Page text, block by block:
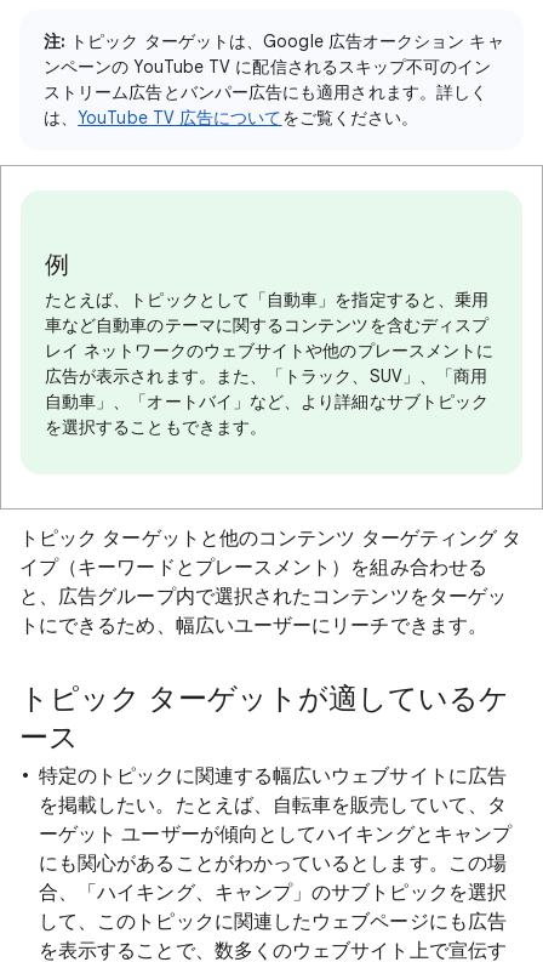
注: トピック ターゲットは、Google 広告オークション キャ
ンペーンの YouTube TV に配信されるスキップ不可のイン
ストリーム広告とバンパー広告にも適用されます。詳しく
は、YouTube TV 広告についてをご覧ください。
例
たとえば、トピックとして「自動車」を指定すると、乗用
車など自動車のテーマに関するコンテンツを含むディスプ
レイ ネットワークのウェブサイトや他のプレースメントに
広告が表示されます。また、「トラック、SUV」、「商用
自動車」、「オートバイ」など、より詳細なサブトピック
を選択することもできます。
トピック ターゲットと他のコンテンツ ターゲティング タ
イプ（キーワードとプレースメント）を組み合わせる
と、広告グループ内で選択されたコンテンツをターゲッ
トにできるため、幅広いユーザーにリーチできます。
トピック ターゲットが適しているケ
ース
特定のトピックに関連する幅広いウェブサイトに広告
を掲載したい。たとえば、自転車を販売していて、タ
ーゲット ユーザーが傾向としてハイキングとキャンプ
にも関心があることがわかっているとします。この場
合、「ハイキング、キャンプ」のサブトピックを選択
して、このトピックに関連したウェブページにも広告
を表示することで、数多くのウェブサイト上で宣伝す